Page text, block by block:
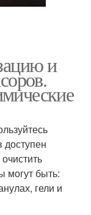
и
могут быть:
гели и